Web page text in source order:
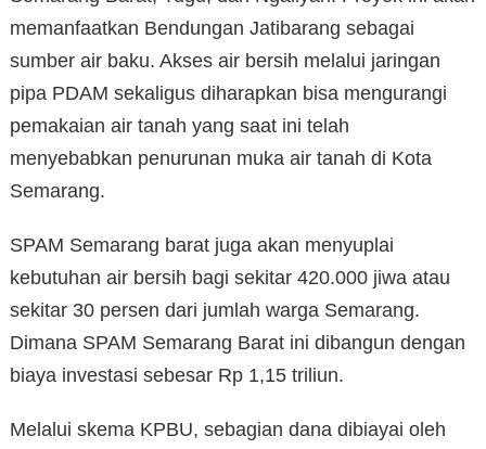
memanfaatkan Bendungan Jatibarang sebagai
sumber air baku. Akses air bersih melalui jaringan
pipa PDAM sekaligus diharapkan bisa mengurangi
pemakaian air tanah yang saat ini telah
menyebabkan penurunan muka air tanah di Kota
Semarang.
SPAM Semarang barat juga akan menyuplai
kebutuhan air bersih bagi sekitar 420.000 jiwa atau
sekitar 30 persen dari jumlah warga Semarang.
Dimana SPAM Semarang Barat ini dibangun dengan
biaya investasi sebesar Rp 1,15 triliun.
Melalui skema KPBU, sebagian dana dibiayai oleh